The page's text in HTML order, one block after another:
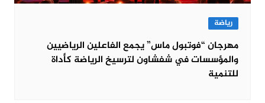
رياضة
مهرجان “فوتبول ماس” يجمع الفاعلين الرياضيين
والمؤسسات في شفشاون لترسيخ الرياضة كأداة
للتنمية